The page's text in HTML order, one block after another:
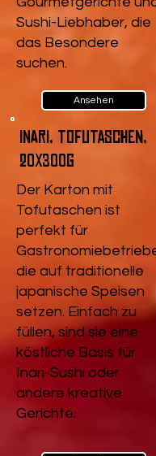
Sushi-Liebhaber, die
das Besondere
suchen.
Ansehen
Inari, Tofutaschen,
20x300g
Der Karton mit
Tofutaschen ist
perfekt für
die auf traditionelle
japanische Speisen
setzen. Einfach zu
füllen, sind sie eine
köstliche Basis für
Inari-Sushi oder
andere kreative
Gerichte.